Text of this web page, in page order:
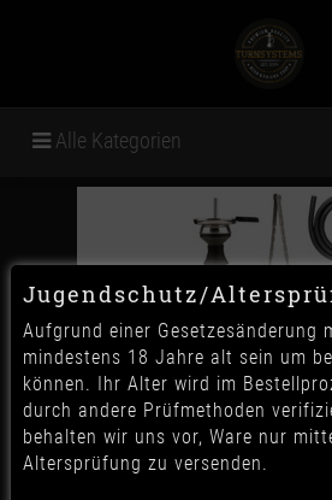
Alle Kategorien
Jugendschutz/
Aufgrund einer Gesetzesänderung
mindestens 18 Jahre alt sein um
können. Ihr Alter wird im
durch andere Prüfmethoden
behalten wir uns vor, Ware nur
Altersprüfung zu versenden.